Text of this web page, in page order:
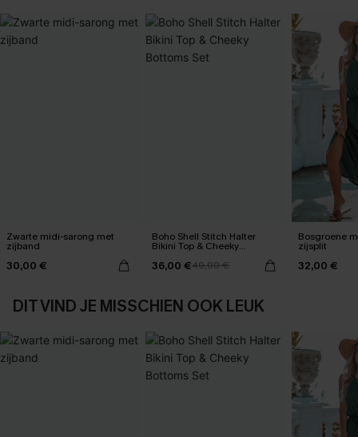
Zwarte midi-sarong met
zijband
30,00 €
Boho Shell Stitch Halter
Bikini Top & Cheeky
36,00 €40,00 €
Bosgroene
zijsplit
32,00 €
DIT VIND JE MISSCHIEN OOK LEUK